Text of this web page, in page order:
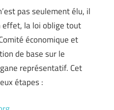
pas seulement élu, il
la loi oblige tout
économique et
de base sur le
représentatif. Cet
étapes :